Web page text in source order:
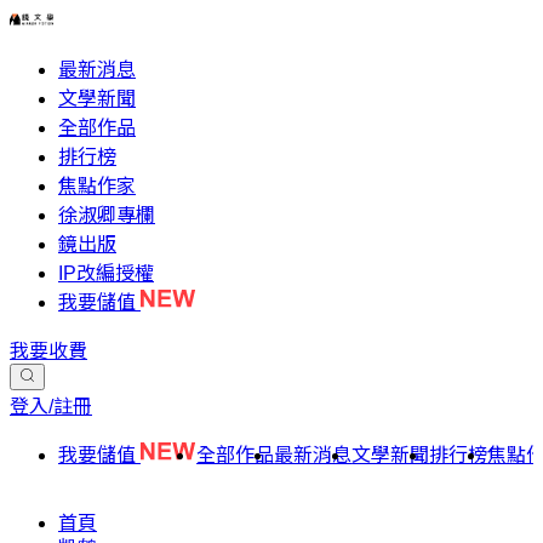
最新消息
文學新聞
全部作品
排行榜
焦點作家
徐淑卿專欄
鏡出版
IP改編授權
我要儲值
我要收費
登入/註冊
我要儲值 全部作品最新消息文學新聞排行榜焦點
首頁